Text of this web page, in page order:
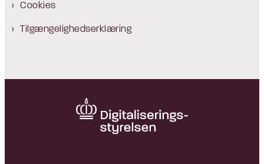
Cookies
Tilgængelighedserklæring